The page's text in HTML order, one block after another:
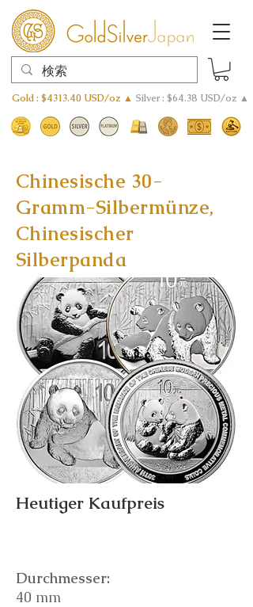
Gold : $4313.40 USD/oz ▲ Silver : $64.38 USD/oz ▲
Chinesische 30-
Gramm-Silbermünze,
Chinesischer
Silberpanda
Heutiger Kaufpreis
Durchmesser:
40 mm